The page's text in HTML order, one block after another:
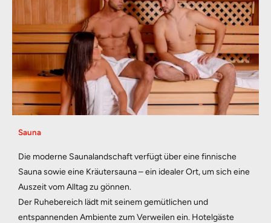
Sauna
Die moderne Saunalandschaft verfügt über eine finnische
Sauna sowie eine Kräutersauna – ein idealer Ort, um sich eine
Auszeit vom Alltag zu gönnen.
Der Ruhebereich lädt mit seinem gemütlichen und
entspannenden Ambiente zum Verweilen ein. Hotelgäste